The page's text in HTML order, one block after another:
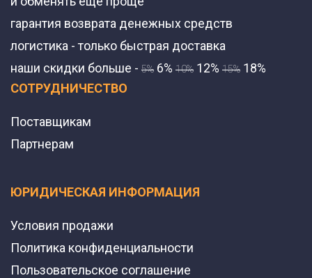
гарантия возврата денежных средств
логистика - только быстрая доставка
наши скидки больше - 5% 6% 10% 12% 15% 18%
СОТРУДНИЧЕСТВО
Поставщикам
Партнерам
ЮРИДИЧЕСКАЯ ИНФОРМАЦИЯ
Условия продажи
Политика конфиденциальности
Пользовательское соглашение